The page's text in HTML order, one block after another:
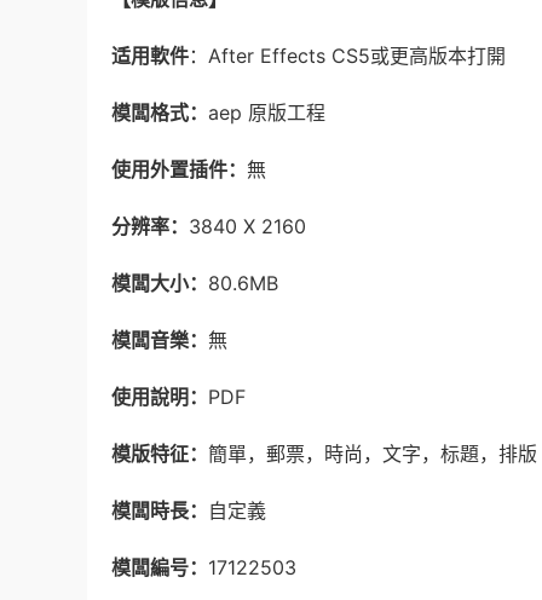
适用軟件：After Effects CS5或更高版本打開
模闆格式： aep 原版工程
使用外置插件： 無
分辨率： 3840 X 2160
模闆大小： 80.6MB
模闆音樂： 無
使用說明： PDF
模版特征： 簡單，郵票，時尚，文字，标題，排版
模闆時長： 自定義
模闆編号： 17122503